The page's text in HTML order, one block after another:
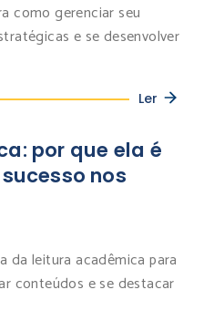
como gerenciar seu
e se desenvolver
Ler
por que ela é
nos
da leitura acadêmica para
conteúdos e se destacar